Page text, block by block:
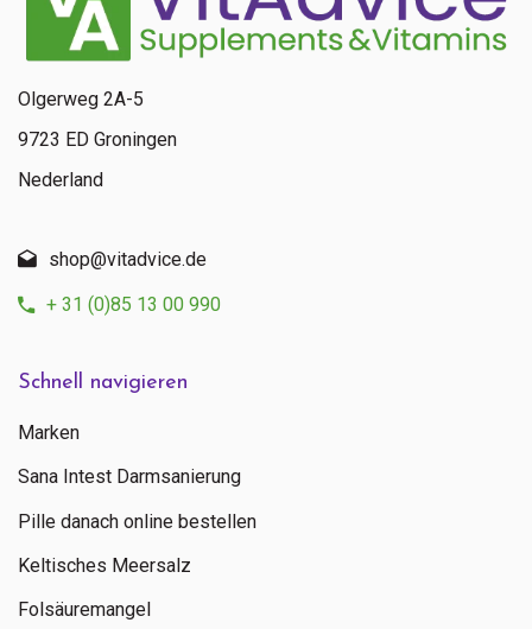
Schnell navigieren
Marken
Sana Intest Darmsanierung
Pille danach online bestellen
Keltisches Meersalz
Folsäuremangel
Olgerweg 2A-5
9723 ED Groningen
Nederland
shop@vitadvice.de
+ 31 (0)85 13 00 990